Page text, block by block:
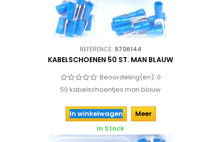
REFERENCE: 9706144
KABELSCHOENEN 50 ST. MAN BLAUW
Beoordeling(en): 0
50 kabelschoentjes man blauw
In winkelwagen
Meer
In Stock